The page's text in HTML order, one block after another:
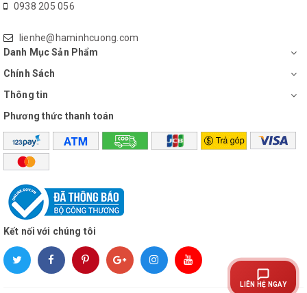
0938 205 056
lienhe@haminhcuong.com
Danh Mục Sản Phẩm
Chính Sách
Thông tin
Phương thức thanh toán
Kết nối với chúng tôi
LIÊN HỆ NGAY